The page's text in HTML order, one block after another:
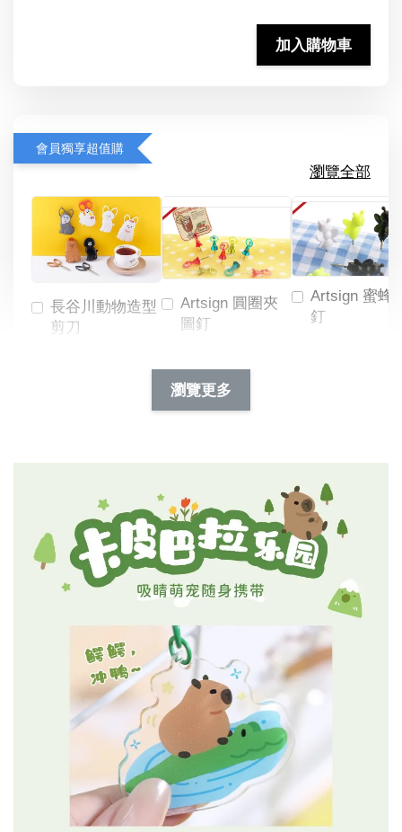
加入購物車
會員獨享超值購
瀏覽全部
長谷川動物造型
剪刀
Artsign 圓圈夾
圖釘
NT$ 19.00
NT$ 66.00
Artsign 蜜蜂
釘
瀏覽更多